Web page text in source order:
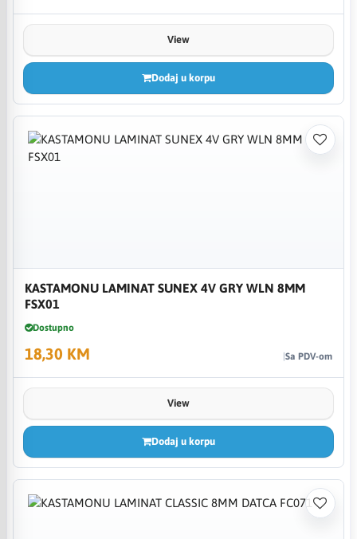
View
Dodaj u korpu
KASTAMONU LAMINAT SUNEX 4V GRY WLN 8MM
FSX01
Dostupno
18,30 KM Sa PDV-om
View
Dodaj u korpu